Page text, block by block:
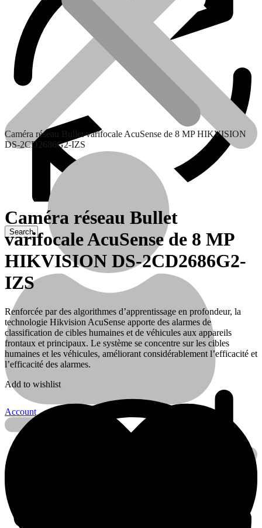
Contactez nous
Account
Caméra réseau Bullet varifocale AcuSense de 8 MP HIKVISION
DS-2CD2686G2-IZS
Caméra réseau Bullet
varifocale AcuSense de 8 MP
HIKVISION DS-2CD2686G2-
IZS
Renforcée par des algorithmes d’apprentissage en profondeur, la
technologie Hikvision AcuSense apporte des alarmes de
classification de cibles humaines et de véhicules aux appareils
frontaux et principaux. Le système se concentre sur les cibles
humaines et les véhicules, améliorant considérablement l’efficacité et
l’efficacité des alarmes.
Add to wishlist